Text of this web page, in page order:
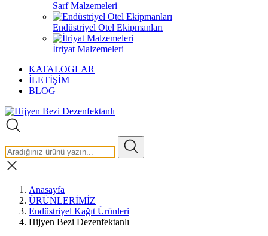
Sarf Malzemeleri
Endüstriyel Otel Ekipmanları
İtriyat Malzemeleri
KATALOGLAR
İLETİŞİM
BLOG
Anasayfa
ÜRÜNLERİMİZ
Endüstriyel Kağıt Ürünleri
Hijyen Bezi Dezenfektanlı